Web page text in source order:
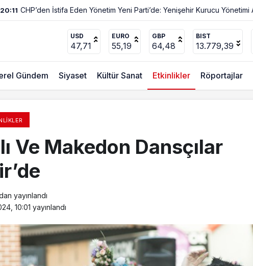
23:01 Hayat Kendiliğinden Değişmez
USD
47,71
EURO
55,19
GBP
64,48
BIST
13.779,39
Gündem Siyaset Kültür Sanat Etkinlikler Röportajlar
Ve Makedon Dansçılar
yayınlandı
10:01 yayınlandı